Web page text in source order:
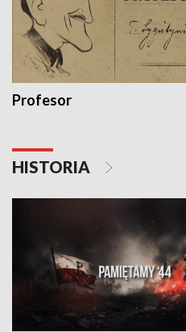
Profesor
HISTORIA